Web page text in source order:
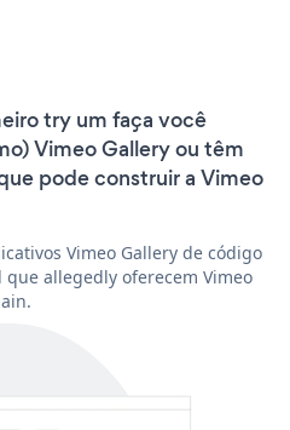
try um faça você
Vimeo Gallery ou têm
pode construir a Vimeo
Vimeo Gallery de código
allegedly oferecem Vimeo